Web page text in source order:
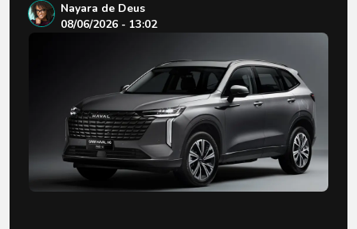
Nayara de Deus
08/06/2026 - 13:02